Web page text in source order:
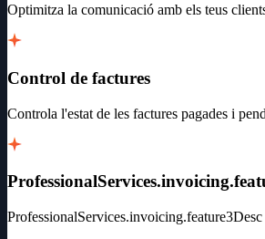
Optimitza la comunicació amb els teus
Control de factures
Controla l'estat de les factures pagades i
ProfessionalServices.invoicing.feature3Desc